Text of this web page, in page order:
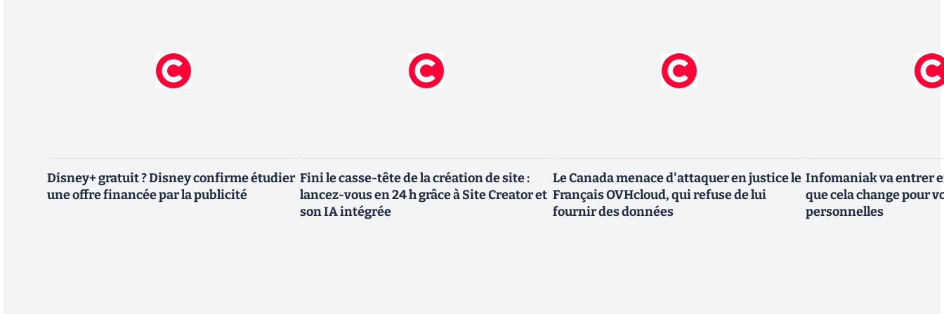
Disney+ gratuit ? Disney confirme étudier
une offre financée par la publicité
Fini le casse-tête de la création de site :
lancez-vous en 24 h grâce à Site Creator et
son IA intégrée
Le Canada menace d'attaquer en justice le
Français OVHcloud, qui refuse de lui
fournir des données
Infomaniak va entrer
que cela change pour
personnelles